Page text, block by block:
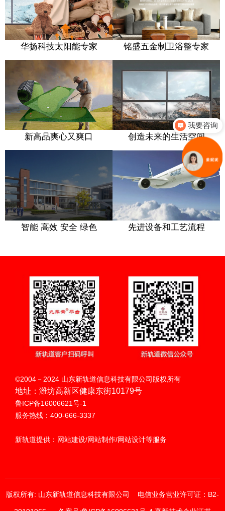
潍美集成
集装箱空间定制
锦州红日
线材镀锌设备
新高品
爽心又爽口
苏晖特
为人类创造未来的生活空间
德器自动化科技
墅景门窗
开启门窗新时代
创意科技
听话的油烟机
南城古亭木业
新媒体 · 服务
微官网建设·PC网站和微信平台整合方案·微信
公众号运营·H5社交游戏开发
短视频智能引流获客系统
微信小程序开发
品牌私域营销新阵地·流量销量双线增长
新媒体 · 服务
微官网建设·PC网站和微信平台整合方案·微信公众号
运营·H5社交游戏开发
短视频智能引流获客系统
短视频·智能引流获客系统
微信小程序开发
品牌私域营销新阵地·流量销量双线增长
月
我
要
月
亮
奔
我
而
来
只有一个要求 · 完美
只做一件事 · 创新
华扬科技太阳能专家 铭盛五金制卫浴整专家
新高品爽心又爽口 创造未来的生活空间
智能 高效 安全 绿色 先进设备和工艺流程
扫码呼叫
©2004－2024 山东新轨道信息科技有限公司版权所有
地址：潍坊高新区健康东街10179号
鲁ICP备16006621号-1
服务热线：400-666-3337
新轨道提供：网站建设/网站制作/网站设计等服务
版权所有: 山东新轨道信息科技有限公司 电信业务营业许可证：B2-
我要咨询
你们是怎么收费的呢